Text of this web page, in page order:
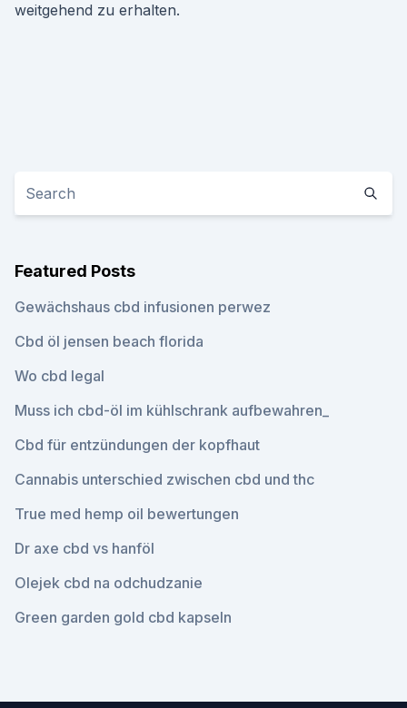
weitgehend zu erhalten.
Featured Posts
Gewächshaus cbd infusionen perwez
Cbd öl jensen beach florida
Wo cbd legal
Muss ich cbd-öl im kühlschrank aufbewahren_
Cbd für entzündungen der kopfhaut
Cannabis unterschied zwischen cbd und thc
True med hemp oil bewertungen
Dr axe cbd vs hanföl
Olejek cbd na odchudzanie
Green garden gold cbd kapseln